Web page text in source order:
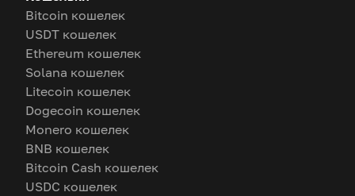
Bitcoin кошелек
USDT кошелек
Ethereum кошелек
Solana кошелек
Litecoin кошелек
Dogecoin кошелек
Monero кошелек
BNB кошелек
Bitcoin Cash кошелек
USDC кошелек